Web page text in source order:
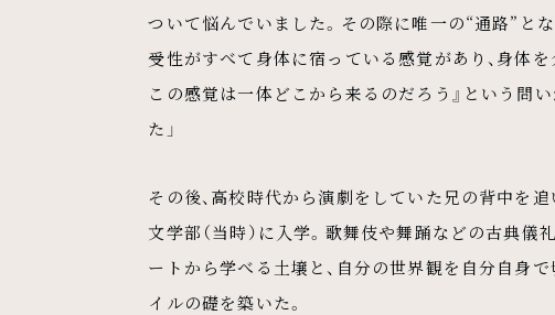
ついて悩んでいました。その際に唯一の“通路”と
受性がすべて身体に宿っている感覚があり、身体
この感覚は一体どこから来るのだろう』という問
た」
その後、高校時代から演劇をしていた兄の背中を
文学部（当時）に入学。歌舞伎や舞踊などの古典
ートから学べる土壌と、自分の世界観を自分自身
イルの礎を築いた。